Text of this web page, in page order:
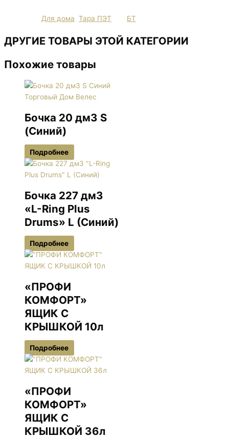
Для дома Тара ПЭТ БТ
ДРУГИЕ ТОВАРЫ ЭТОЙ КАТЕГОРИИ
Похожие товары
Бочка 20 дм3 S
(Синий)
Подробнее
Бочка 227 дм3
«L-Ring Plus
Drums» L (Синий)
Подробнее
«ПРОФИ
КОМФОРТ»
ЯЩИК С
КРЫШКОЙ 10л
Подробнее
«ПРОФИ
КОМФОРТ»
ЯЩИК С
КРЫШКОЙ 36л